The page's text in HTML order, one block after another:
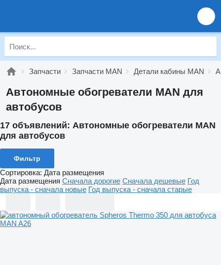
Запчасти Запчасти MAN Детали кабины MAN
Автономные обогреватели MAN для
автобусов
17 объявлений: Автономные обогреватели MAN
для автобусов
Фильтр
Сортировка: Дата размещения
Дата размещения Сначала дорогие Сначала дешевые Год
выпуска - сначала новые Год выпуска - сначала старые